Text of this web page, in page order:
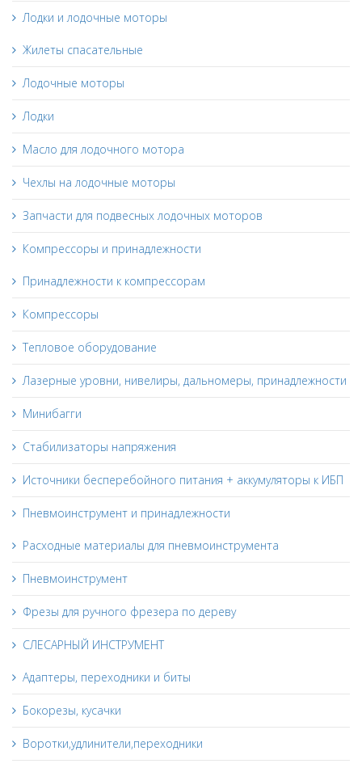
Лодки и лодочные моторы
Жилеты спасательные
Лодочные моторы
Лодки
Масло для лодочного мотора
Чехлы на лодочные моторы
Запчасти для подвесных лодочных моторов
Компрессоры и принадлежности
Принадлежности к компрессорам
Компрессоры
Тепловое оборудование
Лазерные уровни, нивелиры, дальномеры, принадлежности
Минибагги
Стабилизаторы напряжения
Источники бесперебойного питания + аккумуляторы к ИБП
Пневмоинструмент и принадлежности
Расходные материалы для пневмоинструмента
Пневмоинструмент
Фрезы для ручного фрезера по дереву
СЛЕСАРНЫЙ ИНСТРУМЕНТ
Адаптеры, переходники и биты
Бокорезы, кусачки
Воротки,удлинители,переходники